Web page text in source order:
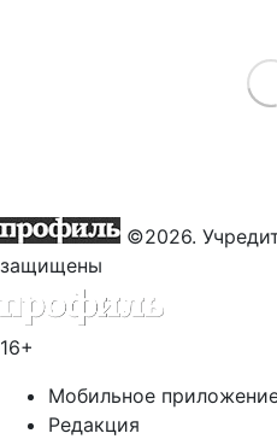
Load
©2026.
защищены
16+
Мобильное
Редакция